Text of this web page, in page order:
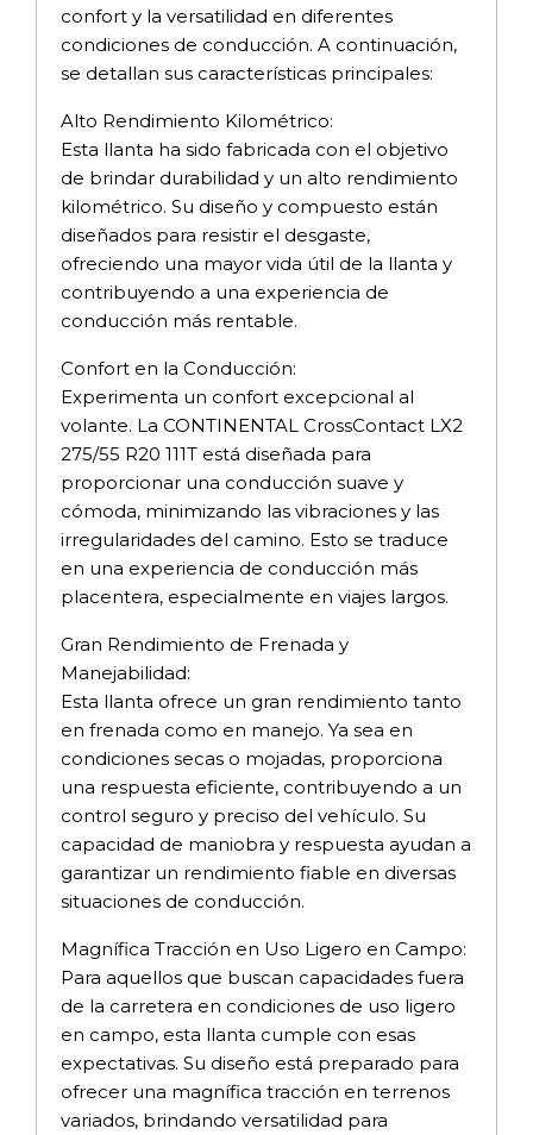
confort y la versatilidad en diferentes
condiciones de conducción. A continuación,
se detallan sus características principales:
Alto Rendimiento Kilométrico:
Esta llanta ha sido fabricada con el objetivo
de brindar durabilidad y un alto rendimiento
kilométrico. Su diseño y compuesto están
diseñados para resistir el desgaste,
ofreciendo una mayor vida útil de la llanta y
contribuyendo a una experiencia de
conducción más rentable.
Confort en la Conducción:
Experimenta un confort excepcional al
volante. La CONTINENTAL CrossContact LX2
275/55 R20 111T está diseñada para
proporcionar una conducción suave y
cómoda, minimizando las vibraciones y las
irregularidades del camino. Esto se traduce
en una experiencia de conducción más
placentera, especialmente en viajes largos.
Gran Rendimiento de Frenada y
Manejabilidad:
Esta llanta ofrece un gran rendimiento tanto
en frenada como en manejo. Ya sea en
condiciones secas o mojadas, proporciona
una respuesta eficiente, contribuyendo a un
control seguro y preciso del vehículo. Su
capacidad de maniobra y respuesta ayudan a
garantizar un rendimiento fiable en diversas
situaciones de conducción.
Magnífica Tracción en Uso Ligero en Campo:
Para aquellos que buscan capacidades fuera
de la carretera en condiciones de uso ligero
en campo, esta llanta cumple con esas
expectativas. Su diseño está preparado para
ofrecer una magnífica tracción en terrenos
variados, brindando versatilidad para